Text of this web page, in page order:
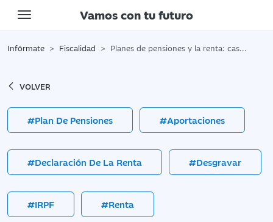
Toggle navigation
Vamos con tu futuro
Infórmate Fiscalidad Planes de pensiones y la renta: casillas a tener en cuenta
VOLVER
#Plan De Pensiones #Aportaciones
#Declaración De La Renta #Desgravar
#IRPF #Renta